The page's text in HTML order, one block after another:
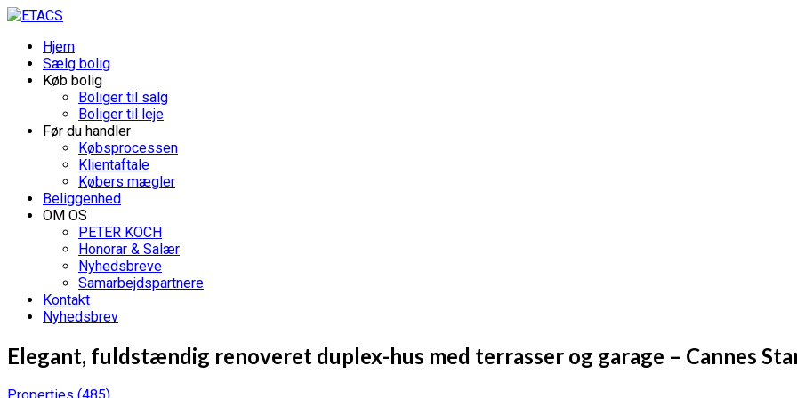
Hjem
Sælg bolig
Køb bolig
Boliger til salg
Boliger til leje
Før du handler
Købsprocessen
Klientaftale
Købers mægler
Beliggenhed
OM OS
PETER KOCH
Honorar & Salær
Nyhedsbreve
Samarbejdspartnere
Kontakt
Nyhedsbrev
Elegant, fuldstændig renoveret duplex-hus med terrasser og garage – Cannes